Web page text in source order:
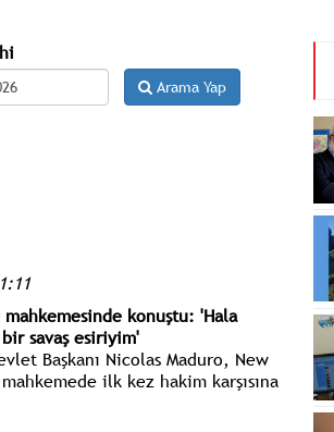
Arama Yap
mahkemesinde konuştu: 'Hala
bir savaş esiriyim'
Başkanı Nicolas Maduro, New
ilk kez hakim karşısına